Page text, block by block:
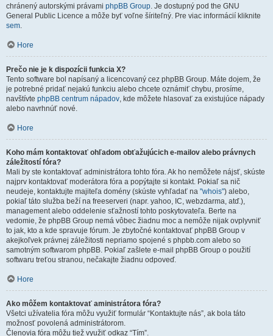
chránený autorskými právami phpBB Group. Je dostupný pod the GNU
General Public Licence a môže byť voľne šíriteľný. Pre viac informácií kliknite
sem.
Hore
Prečo nie je k dispozícii funkcia X?
Tento software bol napísaný a licencovaný cez phpBB Group. Máte dojem, že
je potrebné pridať nejakú funkciu alebo chcete oznámiť chybu, prosíme,
navštívte phpBB centrum nápadov, kde môžete hlasovať za existujúce nápady
alebo navrhnúť nové.
Hore
Koho mám kontaktovať ohľadom obťažujúcich e-mailov alebo právnych
záležitostí fóra?
Mali by ste kontaktovať administrátora tohto fóra. Ak ho nemôžete nájsť, skúste
najprv kontaktovať moderátora fóra a popýtajte si kontakt. Pokiaľ sa nič
neudeje, kontaktujte majiteľa domény (skúste vyhľadať na "whois") alebo,
pokiaľ táto služba beží na freeserveri (napr. yahoo, IC, webzdarma, atď.),
management alebo oddelenie sťažností tohto poskytovateľa. Berte na
vedomie, že phpBB Group nemá vôbec žiadnu moc a nemôže nijak ovplyvniť
to jak, kto a kde spravuje fórum. Je zbytočné kontaktovať phpBB Group v
akejkoľvek právnej záležitosti nepriamo spojené s phpbb.com alebo so
samotným softwarom phpBB. Pokiaľ zašlete e-mail phpBB Group o použití
softwaru treťou stranou, nečakajte žiadnu odpoveď.
Hore
Ako môžem kontaktovať aministrátora fóra?
Všetci užívatelia fóra môžu využiť formulár “Kontaktujte nás”, ak bola táto
možnosť povolená administrátorom.
Členovia fóra môžu tiež využiť odkaz “Tím”.